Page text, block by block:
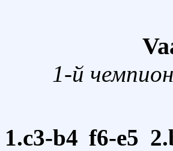
1-й
1.c3-b4 f6-e5